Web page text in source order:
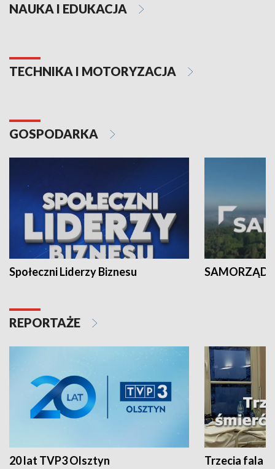
NAUKA I EDUKACJA
TECHNIKA I MOTORYZACJA
GOSPODARKA
Społeczni Liderzy Biznesu SAMORZĄD
REPORTAŻE
20 lat TVP3 Olsztyn Trzecia fala -